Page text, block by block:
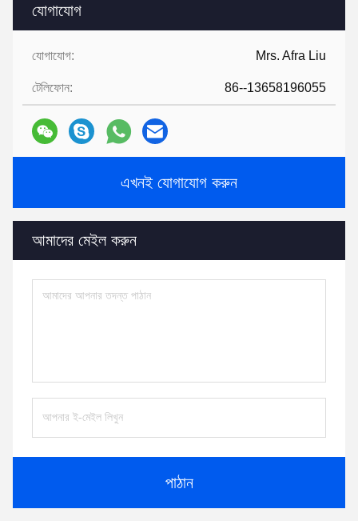
যোগাযোগ
যোগাযোগ: Mrs. Afra Liu
টেলিফোন: 86--13658196055
এখনই যোগাযোগ করুন
আমাদের মেইল ​​করুন
পাঠান